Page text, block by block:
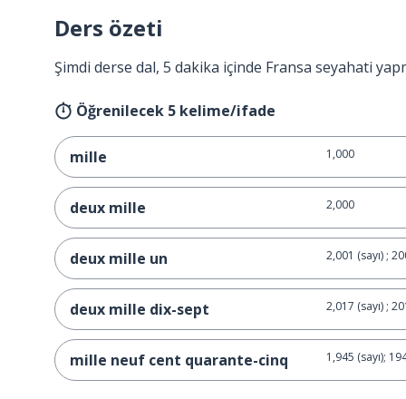
Ders özeti
Şimdi derse dal, 5 dakika içinde Fransa seyahati
Öğrenilecek 5 kelime/ifade
mille 1,000
deux mille 2,000
deux mille un 2,001 (sayı) ;
deux mille dix-sept 2,017 (sayı) ;
mille neuf cent quarante-cinq 1,945 (sayı);